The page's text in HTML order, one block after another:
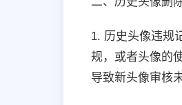
1. 历史头像违规
规，或者头像的
导致新头像审核